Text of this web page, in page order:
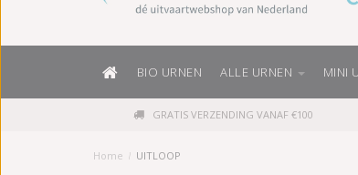
BIO URNEN ALLE URNEN MINI
GRATIS VERZENDING VANAF €100
Home / UITLOOP